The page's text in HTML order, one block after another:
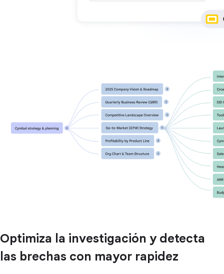
Optimiza la investigación y detecta
las brechas con mayor rapidez